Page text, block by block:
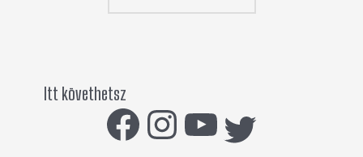
Itt követhetsz